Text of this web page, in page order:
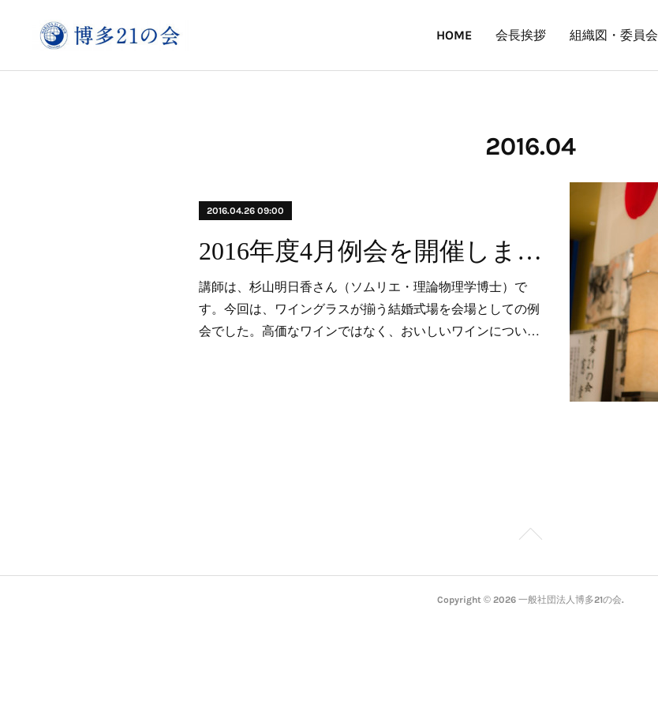
HOME 会長挨拶 組織図・委員会
2016.04
2016.04.26 09:00
2016年度4月例会を開催しました
講師は、杉山明日香さん（ソムリエ・理論物理学博士）で
す。今回は、ワイングラスが揃う結婚式場を会場としての例
会でした。高価なワインではなく、おいしいワインについ…
Copyright © 2026 一般社団法人博多21の会.